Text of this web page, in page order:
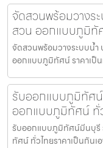
จัดสวนพร้อมวางร
สวน ออกแบบภูมิ
จัดสวนพร้อมวางระบบน้
ออกแบบภูมิทัศน์ ราคาเป็
รับออกแบบภูมิทัศ
ออกแบบภูมิทัศน์ ทั่
รับออกแบบภูมิทัศน์มีนบุ
ทัศน์ ทั่วไทยราคาเป็นกัน